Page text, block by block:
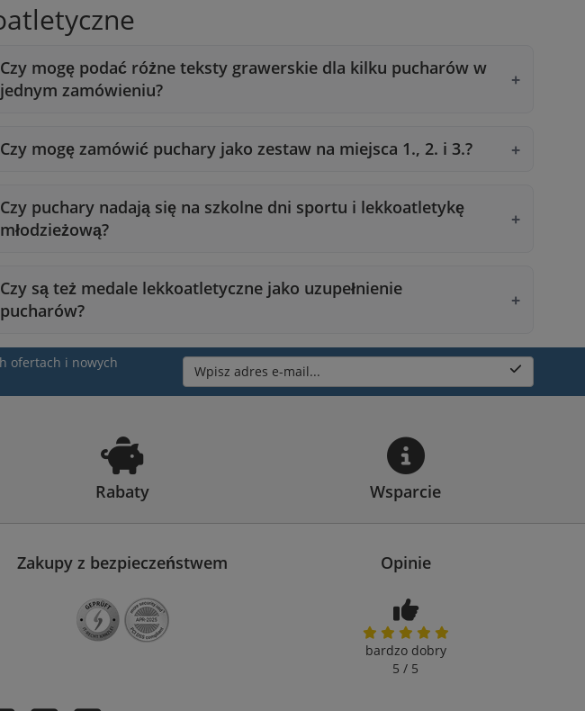
Czy mogę podać różne teksty grawerskie dla kilku pucharów w
jednym zamówieniu?
Czy mogę zamówić puchary jako zestaw na miejsca 1., 2. i 3.?
Czy puchary nadają się na szkolne dni sportu i lekkoatletykę
młodzieżową?
Czy są też medale lekkoatletyczne jako uzupełnienie
pucharów?
ofertach i nowych
Wpisz adres e-mail...
Rabaty Wsparcie
Zakupy z bezpieczeństwem Opinie
bardzo dobry
5 / 5